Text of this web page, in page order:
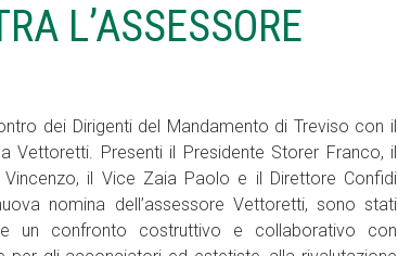
L’ASSESSORE
dei Dirigenti del Mandamento di Treviso con il
Vettoretti. Presenti il Presidente Storer Franco, il
Vincenzo, il Vice Zaia Paolo e il Direttore Confidi
nomina dell’assessore Vettoretti, sono stati
un confronto costruttivo e collaborativo con